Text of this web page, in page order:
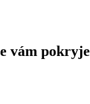
vám pokryje